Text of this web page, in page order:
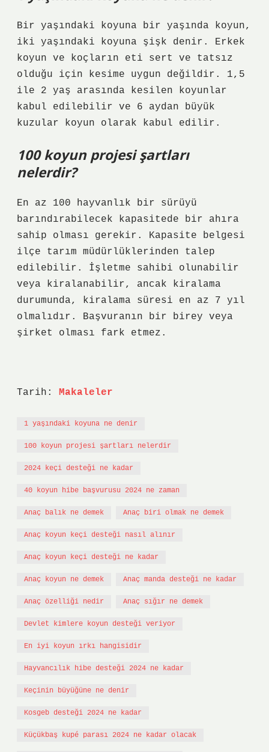
Bir yaşındaki koyuna bir yaşında koyun,
iki yaşındaki koyuna şişk denir. Erkek
koyun ve koçların eti sert ve tatsız
olduğu için kesime uygun değildir. 1,5
ile 2 yaş arasında kesilen koyunlar
kabul edilebilir ve 6 aydan büyük
kuzular koyun olarak kabul edilir.
100 koyun projesi şartları
nelerdir?
En az 100 hayvanlık bir sürüyü
barındırabilecek kapasitede bir ahıra
sahip olması gerekir. Kapasite belgesi
ilçe tarım müdürlüklerinden talep
edilebilir. İşletme sahibi olunabilir
veya kiralanabilir, ancak kiralama
durumunda, kiralama süresi en az 7 yıl
olmalıdır. Başvuranın bir birey veya
şirket olması fark etmez.
Tarih: Makaleler
1 yaşındaki koyuna ne denir
100 koyun projesi şartları nelerdir
2024 keçi desteği ne kadar
40 koyun hibe başvurusu 2024 ne zaman
Anaç balık ne demek Anaç biri olmak ne demek
Anaç koyun keçi desteği nasıl alınır
Anaç koyun keçi desteği ne kadar
Anaç koyun ne demek Anaç manda desteği ne kadar
Anaç özelliği nedir Anaç sığır ne demek
Devlet kimlere koyun desteği veriyor
En iyi koyun ırkı hangisidir
Hayvancılık hibe desteği 2024 ne kadar
Keçinin büyüğüne ne denir
Kosgeb desteği 2024 ne kadar
Küçükbaş kupé parası 2024 ne kadar olacak